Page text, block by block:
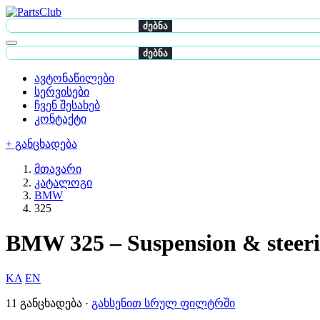
ძებნა
ძებნა
ავტონაწილები
სერვისები
ჩვენ შესახებ
კონტაქტი
+ განცხადება
მთავარი
კატალოგი
BMW
325
BMW 325 – Suspension &
KA EN
11 განცხადება · გახსენით სრულ ფილტრში